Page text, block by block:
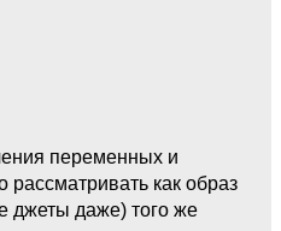
переменных и
как образ
джеты даже) того же